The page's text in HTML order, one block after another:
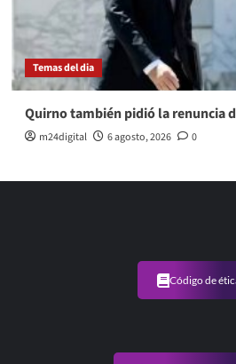
Temas del dia
Quirno también pidió la renuncia
m24digital 6 agosto, 2026 0
Código de